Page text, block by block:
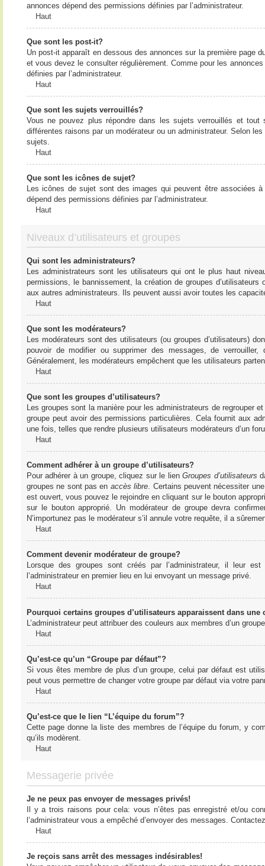
annonces dépend des permissions définies par l’administrateur.
Haut
Que sont les post-it?
Un post-it apparaît en dessous des annonces sur la première page
et vous devez le consulter régulièrement. Comme pour les
définies par l’administrateur.
Haut
Que sont les sujets verrouillés?
Vous ne pouvez plus répondre dans les sujets verrouillés et
différentes raisons par un modérateur ou un administrateur. Selon
sujets.
Haut
Que sont les icônes de sujet?
Les icônes de sujet sont des images qui peuvent être associées
dépend des permissions définies par l’administrateur.
Haut
Niveaux d’utilisateurs et groupes
Qui sont les administrateurs?
Les administrateurs sont les utilisateurs qui ont le plus haut
permissions, le bannissement, la création de groupes
aux autres administrateurs. Ils peuvent aussi avoir toutes les
Haut
Que sont les modérateurs?
Les modérateurs sont des utilisateurs (ou groupes d’utilisateurs)
pouvoir de modifier ou supprimer des messages, de
Généralement, les modérateurs empêchent que les utilisateurs
Haut
Que sont les groupes d’utilisateurs?
Les groupes sont la manière pour les administrateurs de regrouper
groupe peut avoir des permissions particulières. Cela fournit aux
une fois, telles que rendre plusieurs utilisateurs modérateurs d’un
Haut
Comment adhérer à un groupe d’utilisateurs?
Pour adhérer à un groupe, cliquez sur le lienGroupes d’utilisateurs
groupes ne sont pas en accès libre. Certains peuvent nécessiter
est ouvert, vous pouvez le rejoindre en cliquant sur le bouton
sur le bouton approprié. Un modérateur de groupe devra
N’importunez pas le modérateur s’il annule votre requête, il a
Haut
Comment devenir modérateur de groupe?
Lorsque des groupes sont créés par l’administrateur, il leur
l’administrateur en premier lieu en lui envoyant un message privé.
Haut
Pourquoi certains groupes d’utilisateurs apparaissent dans une
L’administrateur peut attribuer des couleurs aux membres d’un
Haut
Qu’est-ce qu’un “Groupe par défaut”?
Si vous êtes membre de plus d’un groupe, celui par défaut est
peut vous permettre de changer votre groupe par défaut via votre
Haut
Qu’est-ce que le lien “L’équipe du forum”?
Cette page donne la liste des membres de l’équipe du forum, y
qu’ils modèrent.
Haut
Messagerie privée
Je ne peux pas envoyer de messages privés!
Il y a trois raisons pour cela: vous n’êtes pas enregistré et/ou
l’administrateur vous a empêché d’envoyer des messages.
Haut
Je reçois sans arrêt des messages indésirables!